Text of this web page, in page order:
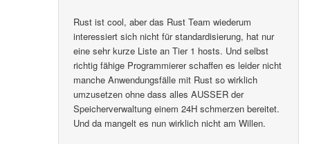
Rust ist cool, aber das Rust Team wiederum
interessiert sich nicht für standardisierung, hat nur
eine sehr kurze Liste an Tier 1 hosts. Und selbst
richtig fähige Programmierer schaffen es leider nicht
manche Anwendungsfälle mit Rust so wirklich
umzusetzen ohne dass alles AUSSER der
Speicherverwaltung einem 24H schmerzen bereitet.
Und da mangelt es nun wirklich nicht am Willen.